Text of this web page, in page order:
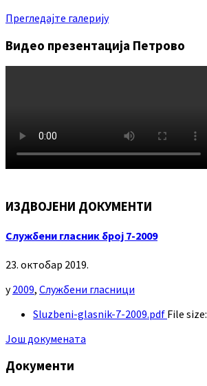
Прегледајте галерију
Видео презентација Петрово
ИЗДВОЈЕНИ ДОКУМЕНТИ
Службени гласник број 7-2009
23. октобар 2019.
у2009, Службени гласници
Sluzbeni-glasnik-7-2009.pdf File size:
Још докумената
Документи